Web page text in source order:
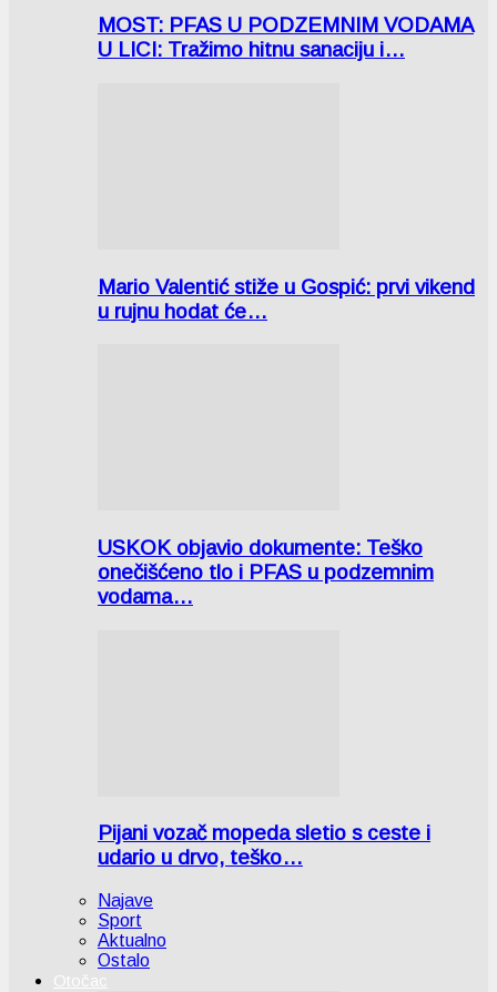
MOST: PFAS U PODZEMNIM VODAMA
U LICI: Tražimo hitnu sanaciju i…
Mario Valentić stiže u Gospić: prvi vikend
u rujnu hodat će…
USKOK objavio dokumente: Teško
onečišćeno tlo i PFAS u podzemnim
vodama…
Pijani vozač mopeda sletio s ceste i
udario u drvo, teško…
Najave
Sport
Aktualno
Ostalo
Otočac